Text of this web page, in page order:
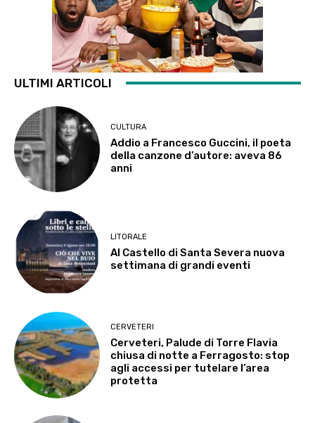
ULTIMI ARTICOLI
CULTURA
Addio a Francesco Guccini, il poeta
della canzone d’autore: aveva 86
anni
LITORALE
Al Castello di Santa Severa nuova
settimana di grandi eventi
CERVETERI
Cerveteri, Palude di Torre Flavia
chiusa di notte a Ferragosto: stop
agli accessi per tutelare l’area
protetta